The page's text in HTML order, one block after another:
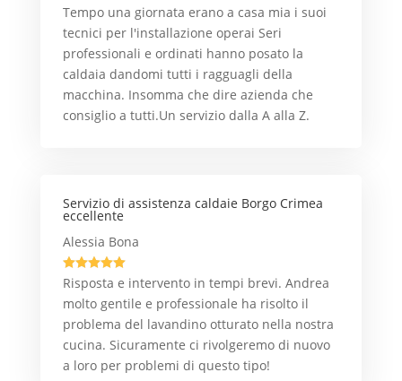
Tempo una giornata erano a casa mia i suoi
tecnici per l'installazione operai Seri
professionali e ordinati hanno posato la
caldaia dandomi tutti i ragguagli della
macchina. Insomma che dire azienda che
consiglio a tutti.Un servizio dalla A alla Z.
Servizio di assistenza caldaie Borgo Crimea
eccellente
Alessia Bona

Risposta e intervento in tempi brevi. Andrea
molto gentile e professionale ha risolto il
problema del lavandino otturato nella nostra
cucina. Sicuramente ci rivolgeremo di nuovo
a loro per problemi di questo tipo!